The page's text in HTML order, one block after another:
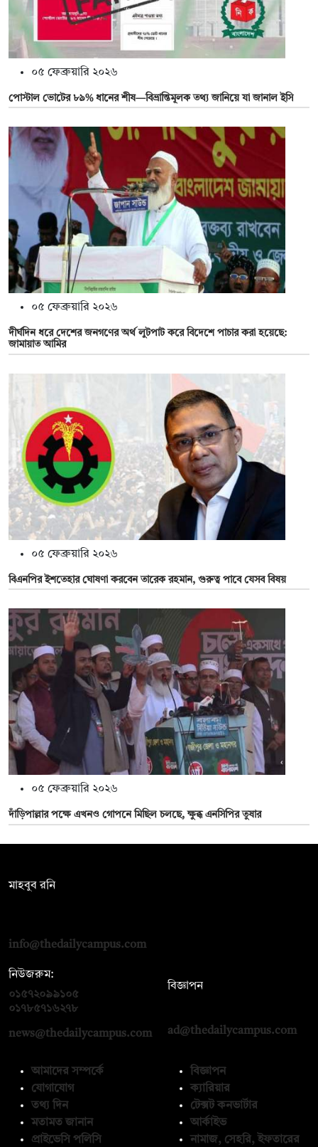
০৫ ফেব্রুয়ারি ২০২৬
পোস্টাল ভোটের ৮৯% ধানের শীষ—বিভ্রান্তিমূলক তথ্য জানিয়ে যা জানাল ইসি
০৫ ফেব্রুয়ারি ২০২৬
দীর্ঘদিন ধরে দেশের জনগণের অর্থ লুটপাট করে বিদেশে পাচার করা হয়েছে:
জামায়াত আমির
০৫ ফেব্রুয়ারি ২০২৬
বিএনপির ইশতেহার ঘোষণা করবেন তারেক রহমান, গুরুত্ব পাবে যেসব বিষয়
০৫ ফেব্রুয়ারি ২০২৬
দাঁড়িপাল্লার পক্ষে এখনও গোপনে মিছিল চলছে, ক্ষুব্ধ এনসিপির তুষার
মাহবুব রনি
info@thedailycampus.com
নিউজরুম:
০১৫৭২০৯৯১০৫
০১৭৮৫৭১৬২৭৮
news@thedailycampus.com
বিজ্ঞাপন
ad@thedailycampus.com
আমাদের সম্পর্কে
যোগাযোগ
তথ্য দিন
মতামত জানান
প্রাইভেসি পলিসি
বিজ্ঞাপন
ক্যারিয়ার
টেক্সট কনভার্টার
আর্কাইভ
নামাজ, সেহরি, ইফতারের